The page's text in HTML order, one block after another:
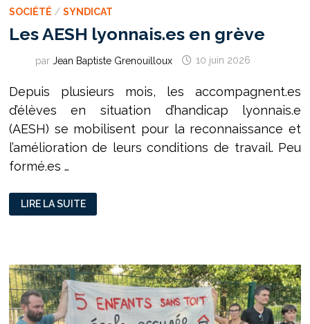
SOCIÉTÉ / SYNDICAT
Les AESH lyonnais.es en grève
par Jean Baptiste Grenouilloux 10 juin 2026
Depuis plusieurs mois, les accompagnent.es
d’élèves en situation d’handicap lyonnais.e
(AESH) se mobilisent pour la reconnaissance et
l’amélioration de leurs conditions de travail. Peu
formé.es …
LES
AESH
LYONNAIS.ES
LIRE LA SUITE